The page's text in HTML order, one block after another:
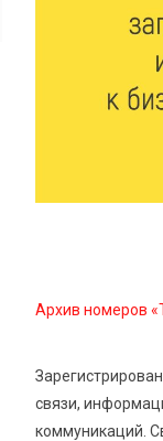
Виталий
6 Авг
Голубев
сентября
Архив номеров
связи,
коммуникаций.